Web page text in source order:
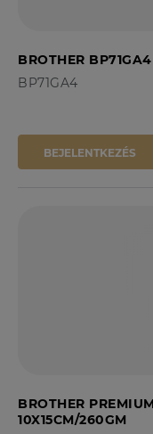
BROTHER
BP71GA4
BEJELENTKEZÉS
BROTHER
10X15CM/260GM